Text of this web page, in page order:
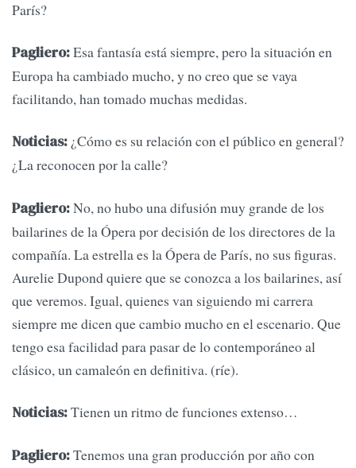
París?
Pagliero:Esa fantasía está siempre, pero la situación en
Europa ha cambiado mucho, y no creo que se vaya
facilitando, han tomado muchas medidas.
Noticias: ¿Cómo es su relación con el público en general?
¿La reconocen por la calle?
Pagliero:No, no hubo una difusión muy grande de los
bailarines de la Ópera por decisión de los directores de la
compañía. La estrella es la Ópera de París, no sus figuras.
Aurelie Dupond quiere que se conozca a los bailarines, así
que veremos. Igual, quienes van siguiendo mi carrera
siempre me dicen que cambio mucho en el escenario. Que
tengo esa facilidad para pasar de lo contemporáneo al
clásico, un camaleón en definitiva. (ríe).
Noticias:Tienen un ritmo de funciones extenso…
Pagliero:Tenemos una gran producción por año con